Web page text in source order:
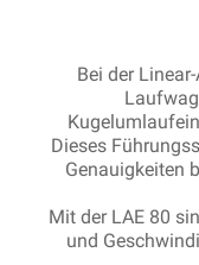
Bei der
Dieses
Genauigkeiten
Mit der LAE 80
und